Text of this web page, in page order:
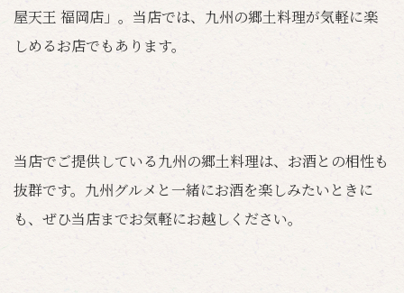
屋天王 福岡店」。当店では、九州の郷土料理が気軽に楽
しめるお店でもあります。
当店でご提供している九州の郷土料理は、お酒との相性も
抜群です。九州グルメと一緒にお酒を楽しみたいときに
も、ぜひ当店までお気軽にお越しください。